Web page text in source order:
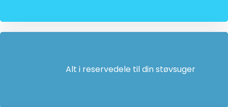
Alt i reservedele til din støvsuger